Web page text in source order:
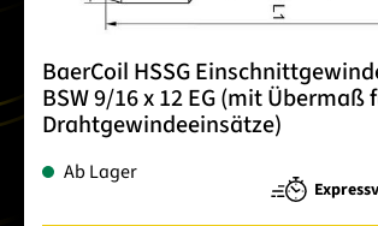
BaerCoil HSSG
BSW 9/16 x 12 EG (mit Übermaß
Drahtgewindeeinsätze)
Ab Lager